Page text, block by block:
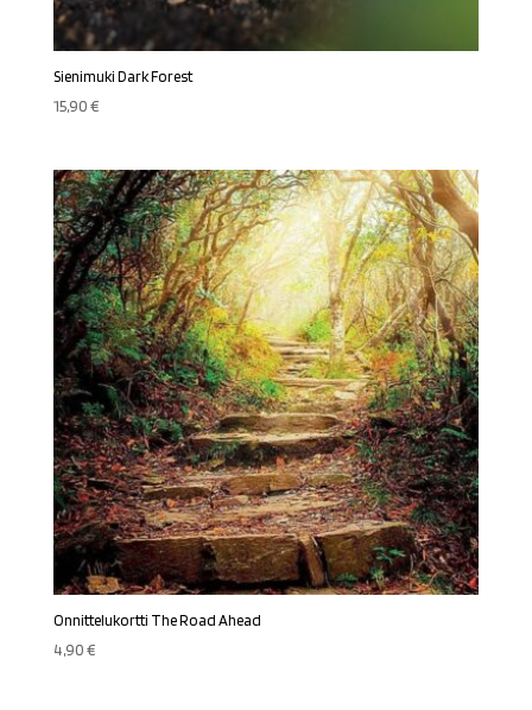
Sienimuki Dark Forest
15,90€
Onnittelukortti The Road Ahead
4,90€